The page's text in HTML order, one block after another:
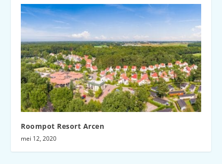
Roompot Resort Arcen
mei 12, 2020